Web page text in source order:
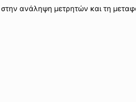
στην ανάληψη μετρητών και τη